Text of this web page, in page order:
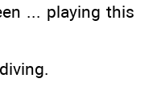
... playing this